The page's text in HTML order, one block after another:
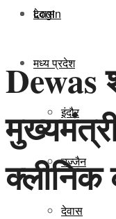
Login
देवास
मध्य प्रदेश
इंदौर
उज्जैन
देवास
Dewas
क्लीनिक